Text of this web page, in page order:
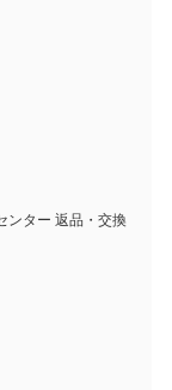
ンター 返品・交換